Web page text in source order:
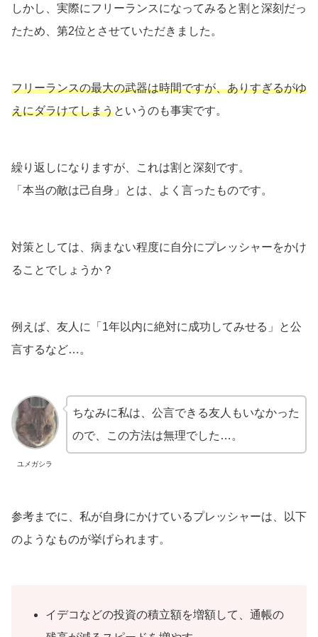
しかし、実際にフリーランスになってみると割と深刻だっ
たため、第2位とさせていただきました。
フリーランスの最大の武器は時間ですが、ありすぎるがゆ
えにダラけてしまうというのも事実です。
繰り返しになりますが、これは割と深刻です。
「本当の敵は己自身」とは、よく言ったものです。
対策としては、病まない程度に自分にプレッシャーをかけ
ることでしょうか？
例えば、友人に「1年以内に絶対に成功してみせる」と公
言するなど…。
ユメガシラ
ちなみに私は、公言できる友人もいなかった
ので、この方法は無理でした…。
参考までに、私が自身にかけているプレッシャーは、以下
のようなものが挙げられます。
イデコなどの投資の積立額を増額して、通帳の